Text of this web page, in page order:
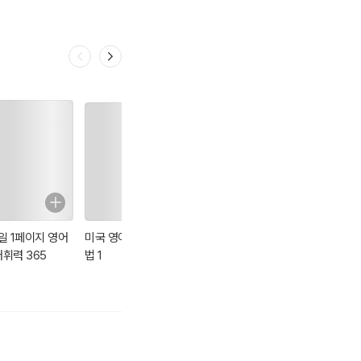
1페이지 영어
휘력 365
미국 영어 회화 문
법 1